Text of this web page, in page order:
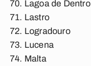
Lagoa de Dentro
Lastro
Logradouro
Lucena
Malta